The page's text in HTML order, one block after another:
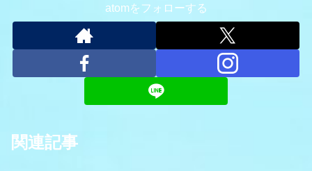
atomをフォローする
関連記事